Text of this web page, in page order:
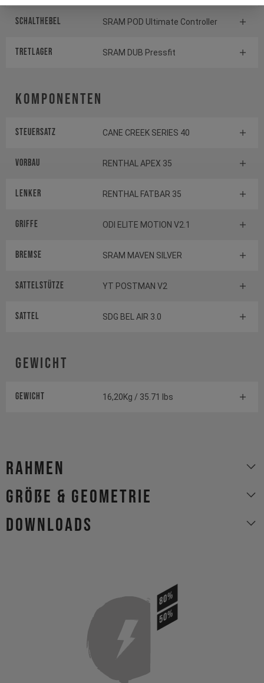
Schalthebel SRAM POD Ultimate Controller
TRETLAGER SRAM DUB Pressfit
Komponenten
Steuersatz CANE CREEK SERIES 40
Vorbau RENTHAL APEX 35
Lenker RENTHAL FATBAR 35
Griffe ODI ELITE MOTION V2.1
Bremse SRAM MAVEN SILVER
Sattelstütze YT POSTMAN V2
Sattel SDG BEL AIR 3.0
Gewicht
Gewicht 16,20Kg / 35.71 lbs
Rahmen
Größe & Geometrie
Downloads
80%
50%